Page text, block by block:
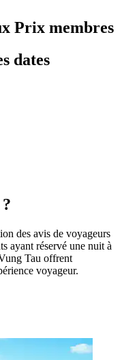
Prix membres
dates
des avis de voyageurs
ayant réservé une nuit à
Tau offrent
voyageur.